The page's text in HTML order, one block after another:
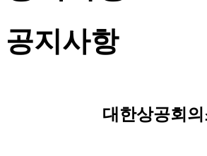
공지사항
대한상공회